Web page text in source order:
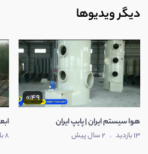
دیگر ویدیوها
0:49
هوا سیستم ایران | پایپ ایران
13 بازدید . 2 سال پیش 8 بازدید